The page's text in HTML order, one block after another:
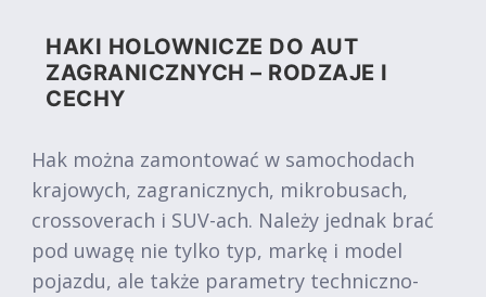
HAKI HOLOWNICZE DO AUT
ZAGRANICZNYCH – RODZAJE I
CECHY
Hak można zamontować w samochodach
krajowych, zagranicznych, mikrobusach,
crossoverach i SUV-ach. Należy jednak brać
pod uwagę nie tylko typ, markę i model
pojazdu, ale także parametry techniczno-